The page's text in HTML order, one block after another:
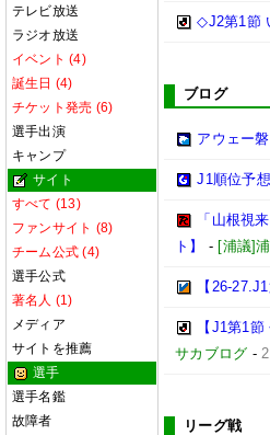
テレビ放送
ラジオ放送
イベント (4)
誕生日 (4)
チケット発売 (6)
選手出演
キャンプ
サイト
すべて (13)
ファンサイト (8)
チーム公式 (4)
選手公式
著名人 (1)
メディア
サイトを推薦
選手
選手名鑑
故障者
◇J2第1節
ブログ
アウェー
J1順位予想
「山根視
ト】
- [浦議]
【26-
【J1第1
サカブログ -
リーグ戦